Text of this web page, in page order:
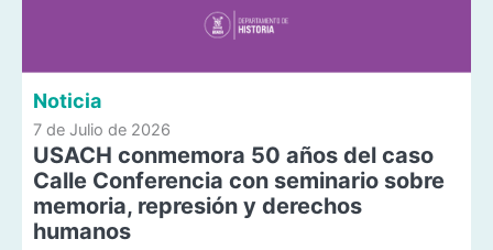
Noticia
7 de Julio de 2026
USACH conmemora 50 años del caso
Calle Conferencia con seminario sobre
memoria, represión y derechos
humanos